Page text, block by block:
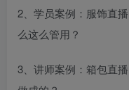
2、学员案例：服饰直
么这么管用？
3、讲师案例：箱包直